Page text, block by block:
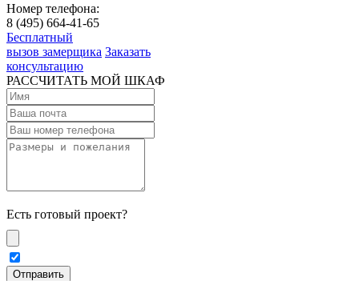
Номер телефона:
8 (495) 664-41-65
Бесплатный
вызов замерщика Заказать
консультацию
РАССЧИТАТЬ МОЙ ШКАФ
Есть готовый проект?